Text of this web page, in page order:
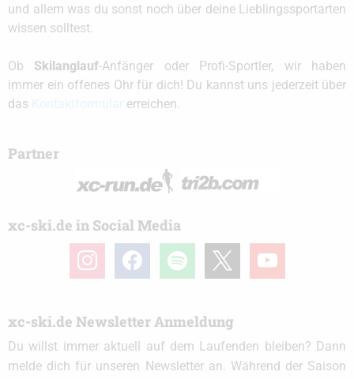
und allem was du sonst noch über deine Lieblingssportarten
wissen solltest.
Ob Skilanglauf-Anfänger oder Profi-Sportler, wir haben
immer ein offenes Ohr für dich! Du kannst uns jederzeit über
das
erreichen.
Partner
xc-ski.de in Social Media
instagramfacebook spotify youtube
xc-ski.de Newsletter Anmeldung
Du willst immer aktuell auf dem Laufenden bleiben? Dann
melde dich für unseren Newsletter an. Während der Saison